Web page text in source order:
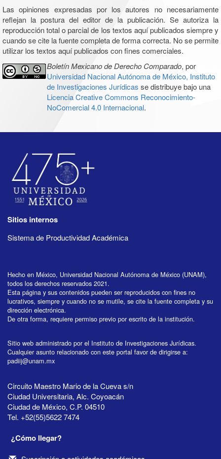
Las opiniones expresadas por los autores no necesariamente
reflejan la postura del editor de la publicación. Se autoriza la
reproducción total o parcial de los textos aquí publicados siempre y
cuando se cite la fuente completa de forma correcta. No se permite
utilizar los textos aquí publicados con fines comerciales.
Boletín Mexicano de Derecho Comparado, por
Universidad Nacional Autónoma de México, Instituto
de Investigaciones Jurídicas se distribuye bajo una
Licencia Creative Commons Reconocimiento-
NoComercial 4.0 Internacional.
Sitios internos
Sistema de Productividad Académica
Hecho en México, Universidad Nacional Autónoma de México (UNAM),
todos los derechos reservados 2021.
Esta página y sus contenidos pueden ser reproducidos con fines no
lucrativos, siempre y cuando no se mutile, se cite la fuente completa y su
dirección electrónica.
De otra forma, requiere permiso previo por escrito de la institución.
Sitio web administrado por el Instituto de Investigaciones Jurídicas.
Cualquier asunto relacionado con este portal favor de dirigirse a:
padiij@unam.mx
Circuito Maestro Mario de la Cueva s/n
Ciudad Universitaria, Alc. Coyoacán
Ciudad de México, C.P. 04510
Tel. +52(55)5622 7474
¿Cómo llegar?